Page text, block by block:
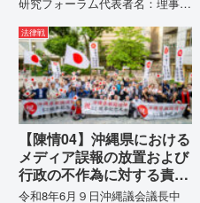
市電 話：080- 「公表により初
めて明らかにされる仕組み」とい
う根拠のない違法運用の指摘と条
例運用の停止を求める陳情...
法律戦
【陳情04】沖縄県における
メディア誤報の放置および
行政の不作為に対する責任
追及と再発防止策を求める
令和8年6月９日沖縄議会議長中